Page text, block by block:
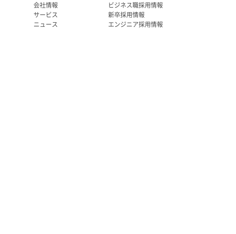
会社情報
サービス
ニュース
ビジネス職採用情報
新卒採用情報
エンジニア採用情報